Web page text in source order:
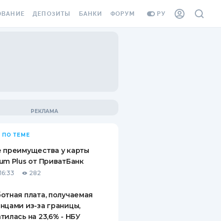
РУ
ВИНЬЕТКА
СОТРУДНИКОВ
ОТ
СЛУЧАЕВ
ДЕПОЗИТЫ
ВОПРОСЫ И ОТВЕТЫ
ПУТЕВОДИТЕЛИ ПО
БАНКИ ФОРУМ
ПО ТЕМЕ
преимущества у карты
Plus от ПриватБанк
282
плата, получаемая
из-за границы,
на 23,6% - НБУ